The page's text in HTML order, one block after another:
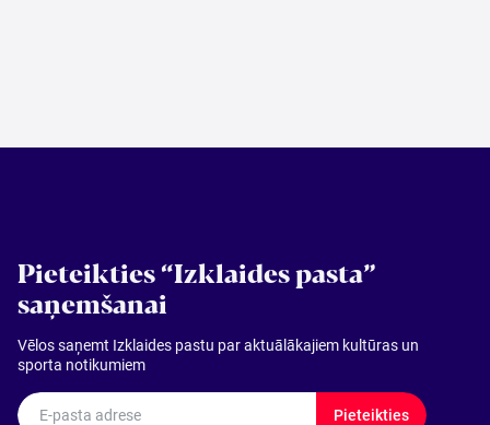
Meklēt kartē
Pieteikties “Izklaides pasta”
saņemšanai
Vēlos saņemt Izklaides pastu par aktuālākajiem kultūras un
sporta notikumiem
E-pasta adrese Pieteikties